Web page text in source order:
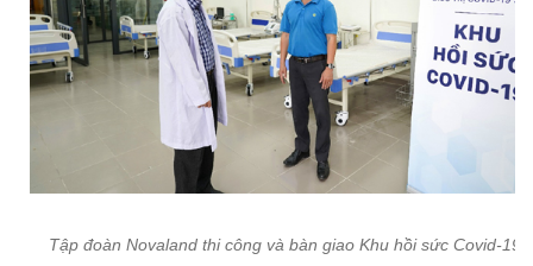
Tập đoàn Novaland thi công và bàn giao Khu hồi sức Covid-19